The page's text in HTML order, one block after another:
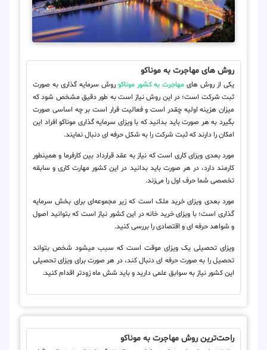
روش‌ های مهاجرت به موناکو
یکی از روش های مهاجرت به کشور موناکو روش سرمایه گذاری به صورت
ثبت شرکت است؛ در این روش نیاز است به طور دقیق مشخص شود که
میزان هزینه اولیه چقدر است و فعالیت قرار است بر چه اساسی صورت
بگیرد به هر صورت باید بدانید که با ویزای سرمایه گذاری موناکو افراد این
امکان را دارند که ثبت شرکت را به شکل حرفه ای دنبال نمایند.
مورد بعدی ویزای کاری است که نیاز به عقد قرارداد بین کارفرما و همینطور
کارمند دارد، در هر صورت باید بدانید در این کشور مهارت کاری و سابقه
تخصصی شما حرف اول را می‌زند.
مورد بعدی ویزای خرید ملک است که زیر مجموعه‌ای برای بخش سرمایه
گذاری است؛ با ویزای خرید خانه در این کشور نیاز است که بتوانید اصول
و شواهد حرفه ای و اقتصادی را بررسی کنید.
ویزای تحصیلی یک ویزای موقت است که سبب می‎شود شخص بتواند
تحصیل را به صورت حرفه ای دنبال کند، در هر صورت برای ویزای تحصیلی
این کشور نیاز به سوابق علمی ‎دارید و باید شش ماه زودتر اقدام کنید.
راحت‌ترین روش مهاجرت به موناکو